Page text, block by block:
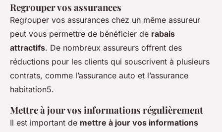
Regrouper vos assurances
Regrouper vos assurances chez un même assureur
peut vous permettre de bénéficier de rabais
attractifs. De nombreux assureurs offrent des
réductions pour les clients qui souscrivent à plusieurs
contrats, comme l’assurance auto et l’assurance
habitation5.
Mettre à jour vos informations régulièrement
Il est important de mettre à jour vos informations